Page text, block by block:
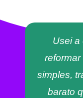
Usei a
simples,
barato